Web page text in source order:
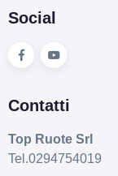
Social
Contatti
Top Ruote Srl
Tel.0294754019